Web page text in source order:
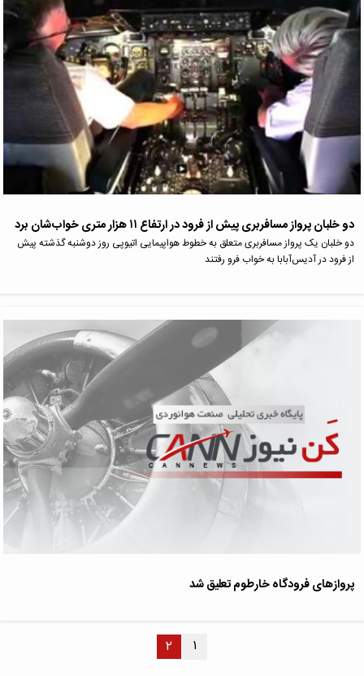
دو خلبان پرواز مسافربری پیش از فرود در ارتفاع ۱۱ هزار متری خواب‌شان برد
دو خلبان یک پرواز مسافربری متعلق به خطوط هواپیمایی اتیوپی روز دوشنبه گذشته پیش
از فرود در آدیس‌آبابا به خواب فرو رفتند
پروازهای فرودگاه خارطوم تعلیق شد
۱ ۲